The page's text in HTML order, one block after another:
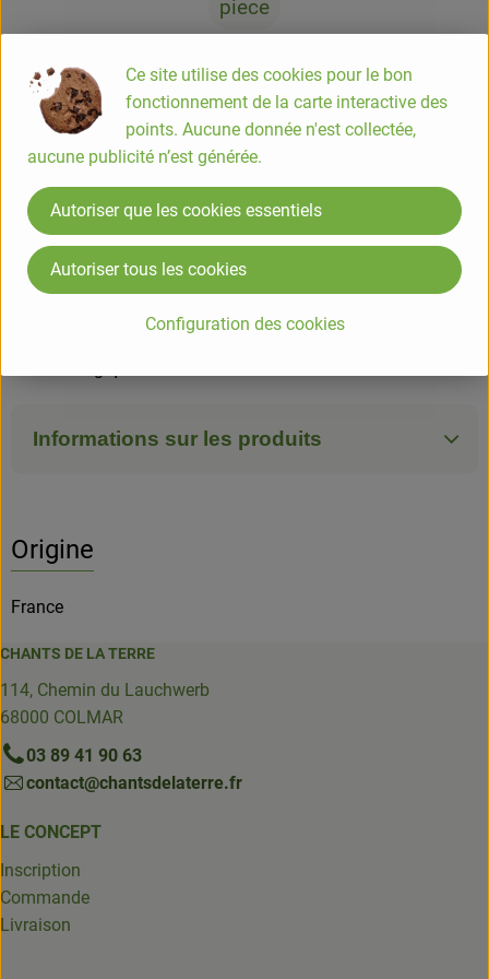
piece
Info Origine
Info
COMPOSITION
Viande de porc (97% - origine France), sel de mer,
*muscade, *ail, *poivre blanc, ferment. Boyau naturel
Informations sur les produits
Origine
France
CHANTS DE LA TERRE
114, Chemin du Lauchwerb
68000 COLMAR
03 89 41 90 63
contact@chantsdelaterre.fr
LE CONCEPT
Inscription
Commande
Livraison
Ce site utilise des cookies pour le bon
fonctionnement de la carte interactive des
points. Aucune donnée n'est collectée,
aucune publicité n’est générée.
Configuration des cookies
Autoriser que les cookies essentiels
Autoriser tous les cookies